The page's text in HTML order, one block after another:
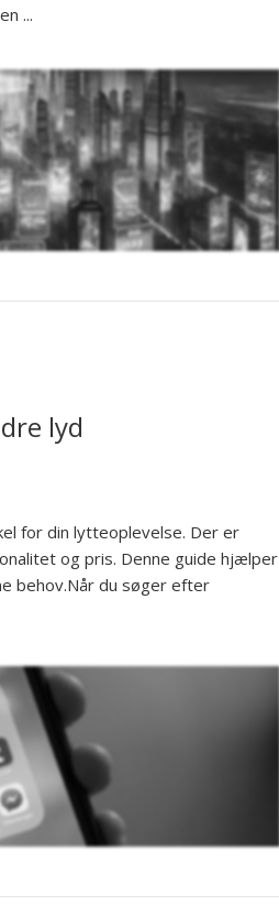
...
lyd
for din lytteoplevelse. Der er
og pris. Denne guide hjælper
behov.Når du søger efter